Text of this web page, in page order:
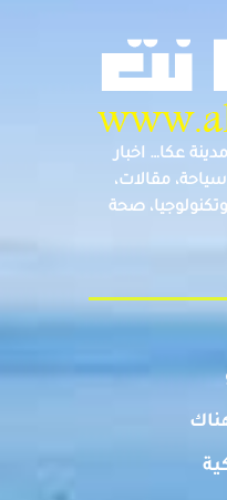
عكا… اخبار
مقالات،
صحة